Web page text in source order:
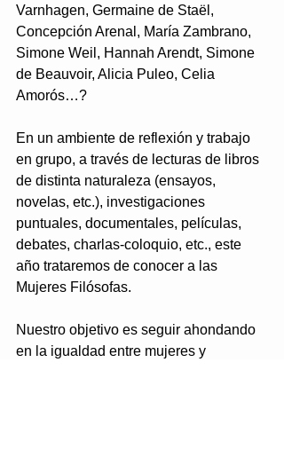
Varnhagen, Germaine de Staël,
Concepción Arenal, María Zambrano,
Simone Weil, Hannah Arendt, Simone
de Beauvoir, Alicia Puleo, Celia
Amorós…?
En un ambiente de reflexión y trabajo
en grupo, a través de lecturas de libros
de distinta naturaleza (ensayos,
novelas, etc.), investigaciones
puntuales, documentales, películas,
debates, charlas-coloquio, etc., este
año trataremos de conocer a las
Mujeres Filósofas.
Nuestro objetivo es seguir ahondando
en la igualdad entre mujeres y